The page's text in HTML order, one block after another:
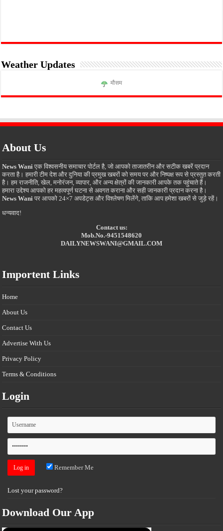
Weather Updates
मौसम
About Us
News Wani एक विश्वसनीय समाचार पोर्टल है, जो आपको ताजातरीन और सटीक खबरें प्रदान
करता है। हमारी टीम देश और दुनिया की प्रमुख खबरों को समय पर और निष्पक्ष रूप से प्रस्तुत करती
है। हम राजनीति, खेल, मनोरंजन, व्यापार, और अन्य क्षेत्रों की जानकारी आपके तक पहुंचाते हैं।
हमारा उद्देश्य आपको हर महत्वपूर्ण घटना से अवगत कराना और सही जानकारी प्रदान करना है।
News Wani पर आपको 24×7 अपडेट्स और विश्लेषण मिलेंगे, ताकि आप हमेशा खबरों से जुड़े रहें।
धन्यवाद!
Contact us:
Mob.No.-9451548620
DAILYNEWSWANI@GMAIL.COM
Importent Links
Home
About Us
Contact Us
Advertise With Us
Privacy Policy
Terms & Conditions
Login
Remember Me
Lost your password?
Download Our App